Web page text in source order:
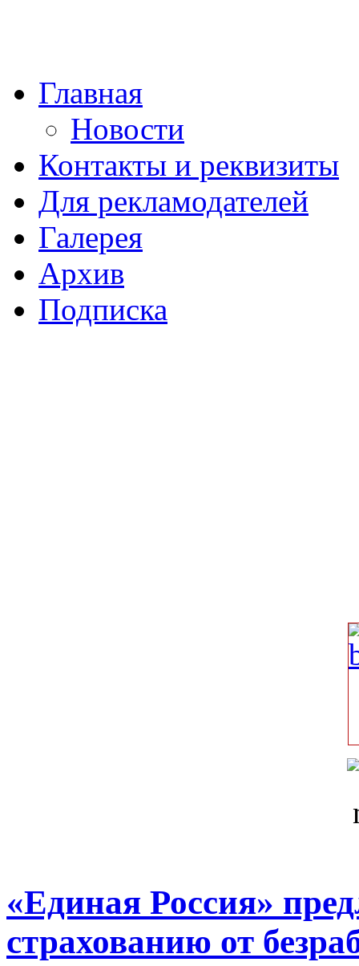
Главная
Новости
Контакты и реквизиты
Для рекламодателей
Галерея
Архив
Подписка
«Единая Россия»
страхованию от